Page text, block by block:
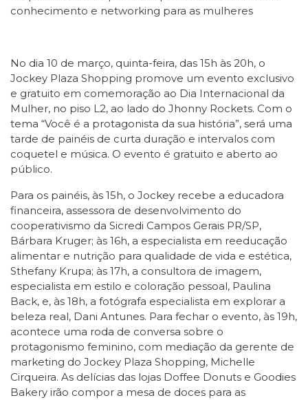
conhecimento e networking para as mulheres
No dia 10 de março, quinta-feira, das 15h às 20h, o
Jockey Plaza Shopping promove um evento exclusivo
e gratuito em comemoração ao Dia Internacional da
Mulher, no piso L2, ao lado do Jhonny Rockets. Com o
tema “Você é a protagonista da sua história”, será uma
tarde de painéis de curta duração e intervalos com
coquetel e música. O evento é gratuito e aberto ao
público.
Para os painéis, às 15h, o Jockey recebe a educadora
financeira, assessora de desenvolvimento do
cooperativismo da Sicredi Campos Gerais PR/SP,
Bárbara Kruger; às 16h, a especialista em reeducação
alimentar e nutrição para qualidade de vida e estética,
Sthefany Krupa; às 17h, a consultora de imagem,
especialista em estilo e coloração pessoal, Paulina
Back, e, às 18h, a fotógrafa especialista em explorar a
beleza real, Dani Antunes. Para fechar o evento, às 19h,
acontece uma roda de conversa sobre o
protagonismo feminino, com mediação da gerente de
marketing do Jockey Plaza Shopping, Michelle
Cirqueira. As delícias das lojas Doffee Donuts e Goodies
Bakery irão compor a mesa de doces para as